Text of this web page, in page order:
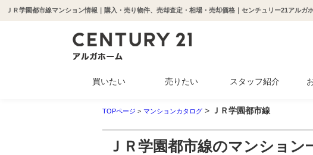
ＪＲ学園都市線マンション情報｜購入・売り物件、売却査定・相場・売却価格｜センチュリー21アルガ
買いたい
新築一戸建て
中古一戸建て
中古マンション
土地
収益物件
売りたい スタッフ紹介
TOPページ > マンションカタログ > ＪＲ学園都市線
ＪＲ学園都市線のマンション